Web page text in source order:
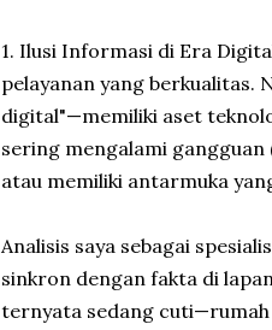
1. Ilusi Informasi di Era
pelayanan yang berkualitas.
digital"—memiliki aset
sering mengalami
atau memiliki antarmuka
Analisis saya sebagai
sinkron dengan fakta di
ternyata sedang cuti—rumah